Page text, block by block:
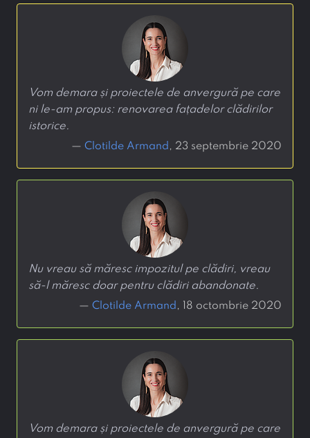
Vom demara și proiectele de anvergură pe care
ni le-am propus: renovarea fațadelor clădirilor
istorice.
— Clotilde Armand , 23 septembrie 2020
Nu vreau să măresc impozitul pe clădiri, vreau
să-l măresc doar pentru clădiri abandonate.
— Clotilde Armand , 18 octombrie 2020
Vom demara și proiectele de anvergură pe care